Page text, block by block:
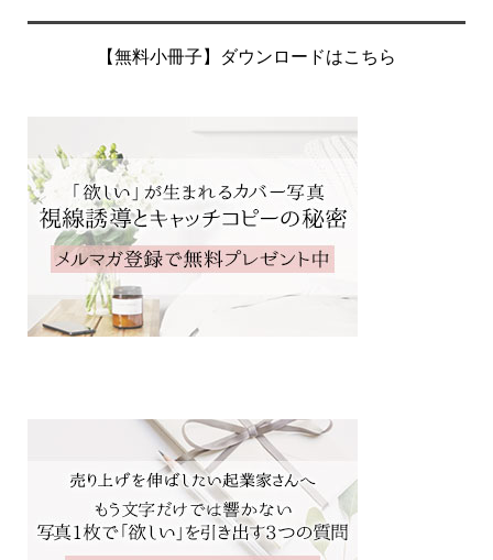
【無料小冊子】ダウンロードはこちら